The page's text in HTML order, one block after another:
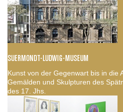
SUERMONDT-LUDWIG-MUSEUM
Kunst von der Gegenwart bis in die
Gemälden und Skulpturen des
des 17. Jhs.